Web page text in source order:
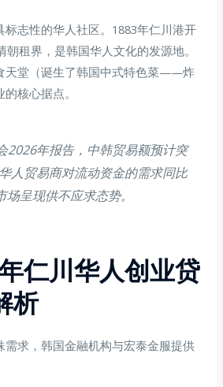
标志性的华人社区。1883年仁川港开
租界，是韩国华人文化的发源地。
天堂（诞生了韩国中式特色菜——炸
核心据点。
2026年报告，中韩贸易额预计突
人贸易商对流动资金的需求同比
呈现供不应求态势。
仁川华人创业贷
析
需求，韩国金融机构与宏泰金服提供